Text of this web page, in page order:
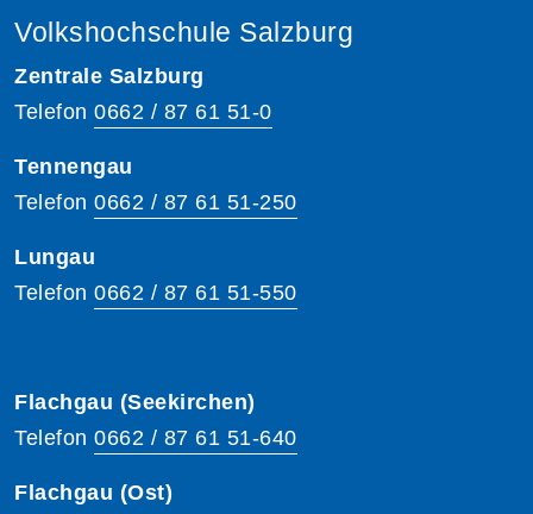
Volkshochschule Salzburg
Zentrale Salzburg
Telefon 0662 / 87 61 51-0
Tennengau
Telefon 0662 / 87 61 51-250
Lungau
Telefon 0662 / 87 61 51-550
Flachgau (Seekirchen)
Telefon 0662 / 87 61 51-640
Flachgau (Ost)